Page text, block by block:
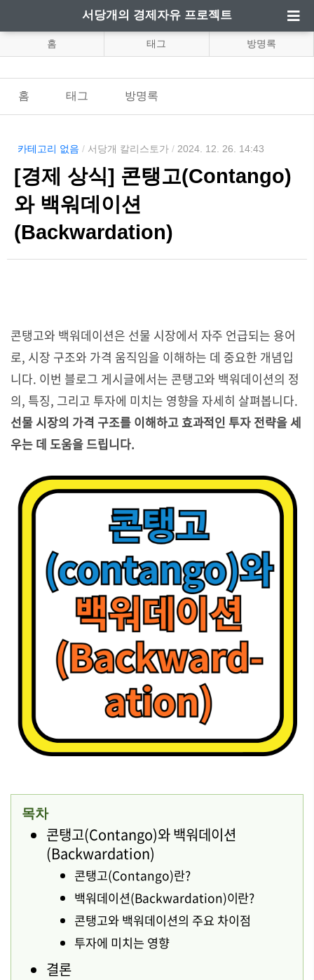
서당개의 경제자유 프로젝트
홈 태그 방명록
홈 태그 방명록
카테고리 없음 / 서당개 칼리스토가 / 2024. 12. 26. 14:43
[경제 상식] 콘탱고(Contango)
와 백워데이션
(Backwardation)
콘탱고와 백워데이션은 선물 시장에서 자주 언급되는 용어
로, 시장 구조와 가격 움직임을 이해하는 데 중요한 개념입
니다. 이번 블로그 게시글에서는 콘탱고와 백워데이션의 정
의, 특징, 그리고 투자에 미치는 영향을 자세히 살펴봅니다.
선물 시장의 가격 구조를 이해하고 효과적인 투자 전략을 세
우는 데 도움을 드립니다.
목차
콘탱고(Contango)와 백워데이션
(Backwardation)
콘탱고(Contango)란?
백워데이션(Backwardation)이란?
콘탱고와 백워데이션의 주요 차이점
투자에 미치는 영향
결론